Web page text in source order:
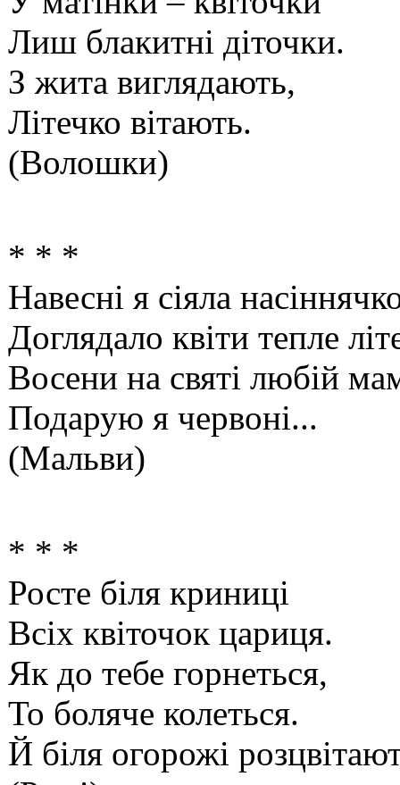
Лиш блакитні діточки.
З жита виглядають,
Літечко вітають.
(Волошки)
* * *
Навесні я сіяла
Доглядало квіти тепле
Восени на святі любій
Подарую я червоні...
(Мальви)
* * *
Росте біля криниці
Всіх квіточок цариця.
Як до тебе горнеться,
То боляче колеться.
Й біля огорожі